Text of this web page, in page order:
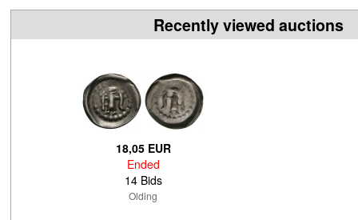
Recently viewed auctions
18,05 EUR
Ended
14 Bids
Olding